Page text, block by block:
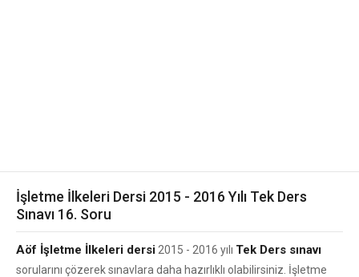
İşletme İlkeleri Dersi 2015 - 2016 Yılı Tek Ders
Sınavı 16. Soru
Aöf İşletme İlkeleri dersi 2015 - 2016 yılı Tek Ders sınavı
sorularını çözerek sınavlara daha hazırlıklı olabilirsiniz. İşletme